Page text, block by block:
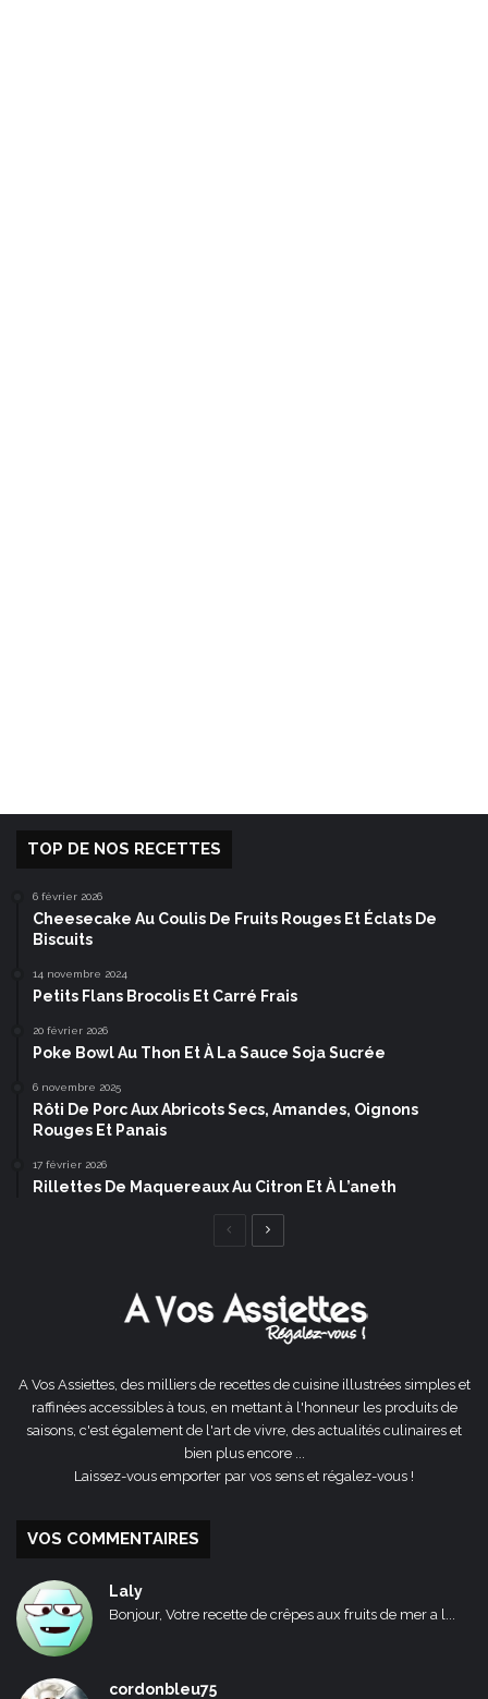
TOP DE NOS RECETTES
6 février 2026
Cheesecake Au Coulis De Fruits Rouges Et Éclats De
Biscuits
14 novembre 2024
Petits Flans Brocolis Et Carré Frais
20 février 2026
Poke Bowl Au Thon Et À La Sauce Soja Sucrée
6 novembre 2025
Rôti De Porc Aux Abricots Secs, Amandes, Oignons
Rouges Et Panais
17 février 2026
Rillettes De Maquereaux Au Citron Et À L’aneth
Page
A Vos Assiettes, des milliers de recettes de cuisine illustrées simples et
raffinées accessibles à tous, en mettant à l'honneur les produits de
saisons, c'est également de l'art de vivre, des actualités culinaires et
bien plus encore ...
Laissez-vous emporter par vos sens et régalez-vous !
VOS COMMENTAIRES
Laly
Bonjour, Votre recette de crêpes aux fruits de mer a l...
cordonbleu75